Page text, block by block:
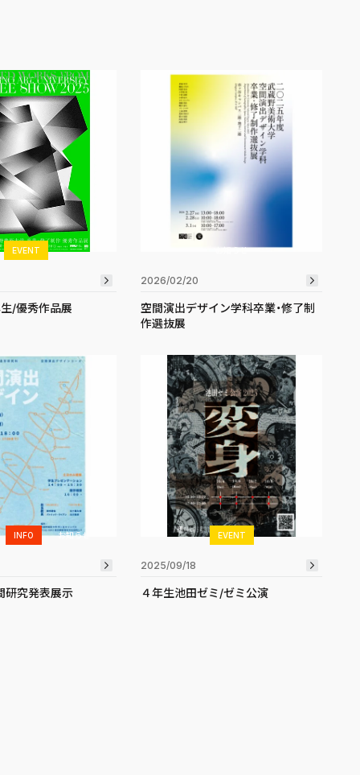
EVENT
/優秀作品展
お知らせ
2026/02/20
空間演出デザイン学科卒業・修了制
作選抜展
INFO お知らせ
研究発表展示
EVENT
2025/09/18
４年生池田ゼミ/ゼミ公演